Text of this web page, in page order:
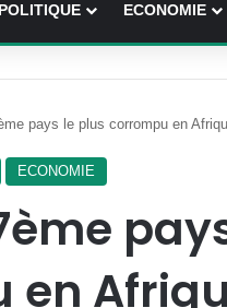
POLITIQUE ECONOMIE
pays le plus corrompu en
ECONOMIE